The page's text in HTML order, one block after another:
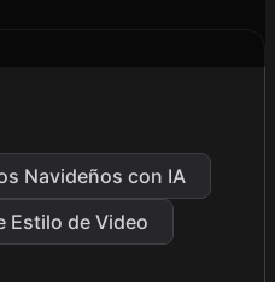
Navideños con IA
Estilo de Video